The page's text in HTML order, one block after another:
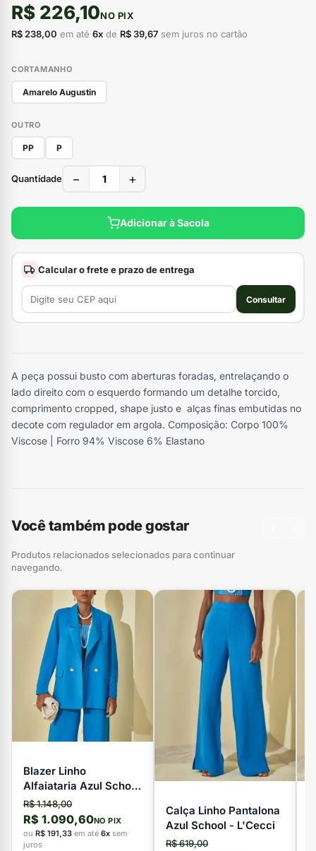
R$ 226,10NO PIX
R$ 238,00 em até 6x de R$ 39,67 sem juros no cartão
CORTAMANHO
Amarelo Augustin
OUTRO
PP P
Quantidade − +
Adicionar à Sacola
Calcular o frete e prazo de entrega
Consultar
A peça possui busto com aberturas foradas, entrelaçando o
lado direito com o esquerdo formando um detalhe torcido,
comprimento cropped, shape justo e alças finas embutidas no
decote com regulador em argola. Composição: Corpo 100%
Viscose | Forro 94% Viscose 6% Elastano
Você também pode gostar
Produtos relacionados selecionados para continuar
navegando.
Blazer Linho
Alfaiataria Azul School
- L'Cecci
R$ 1.148,00
R$ 1.090,60NO PIX
ou R$ 191,33 em até 6x sem
juros
Calça Linho Pantalona
Azul School - L'Cecci
R$ 619,00